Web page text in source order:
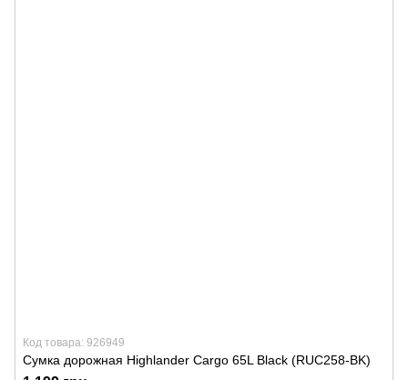
Код товара: 926949
Сумка дорожная Highlander Cargo 65L Black (RUC258-BK)